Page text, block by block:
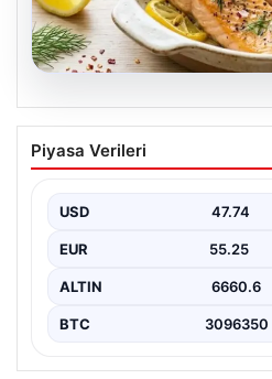
Hafif, doyurucu ve
Fırında limonlu
Piyasa Verileri
USD 47.74
EUR 55.25
ALTIN 6660.6
BTC 3096350